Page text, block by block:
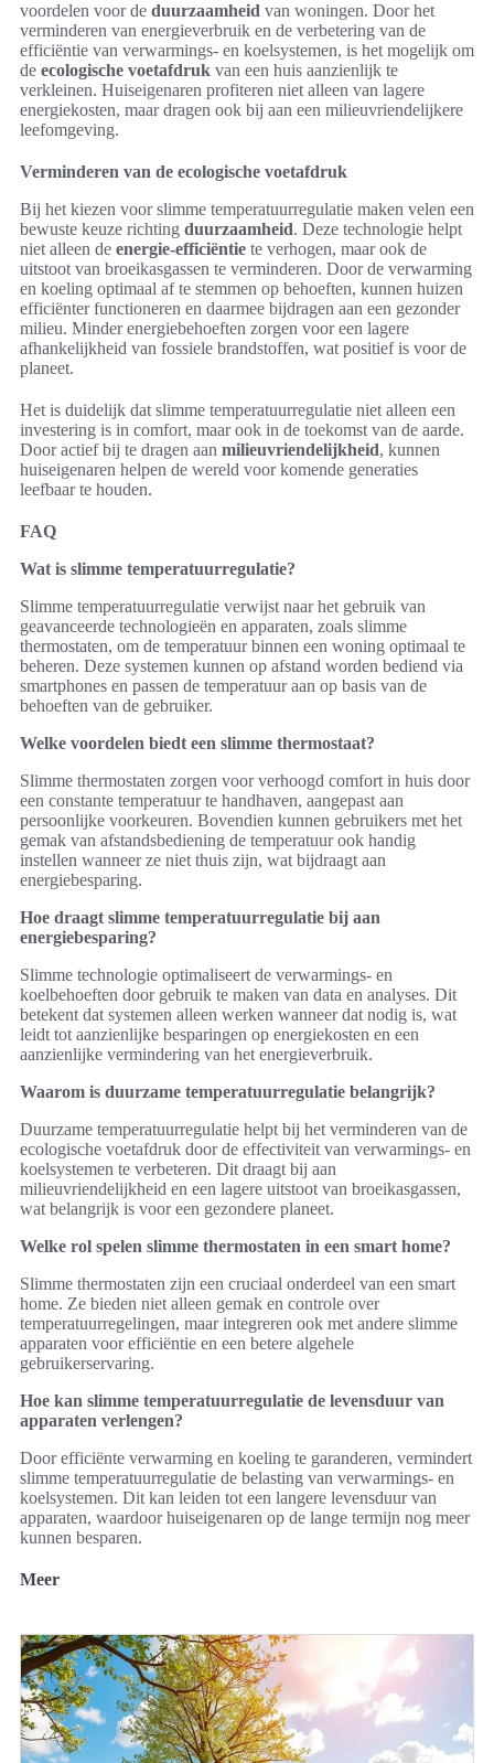
voordelen voor de duurzaamheid van woningen. Door het
verminderen van energieverbruik en de verbetering van de
efficiëntie van verwarmings- en koelsystemen, is het mogelijk om
de ecologische voetafdruk van een huis aanzienlijk te
verkleinen. Huiseigenaren profiteren niet alleen van lagere
energiekosten, maar dragen ook bij aan een milieuvriendelijkere
leefomgeving.
Verminderen van de ecologische voetafdruk
Bij het kiezen voor slimme temperatuurregulatie maken velen een
bewuste keuze richting duurzaamheid. Deze technologie helpt
niet alleen de energie-efficiëntie te verhogen, maar ook de
uitstoot van broeikasgassen te verminderen. Door de verwarming
en koeling optimaal af te stemmen op behoeften, kunnen huizen
efficiënter functioneren en daarmee bijdragen aan een gezonder
milieu. Minder energiebehoeften zorgen voor een lagere
afhankelijkheid van fossiele brandstoffen, wat positief is voor de
planeet.
Het is duidelijk dat slimme temperatuurregulatie niet alleen een
investering is in comfort, maar ook in de toekomst van de aarde.
Door actief bij te dragen aan milieuvriendelijkheid, kunnen
huiseigenaren helpen de wereld voor komende generaties
leefbaar te houden.
FAQ
Wat is slimme temperatuurregulatie?
Slimme temperatuurregulatie verwijst naar het gebruik van
geavanceerde technologieën en apparaten, zoals slimme
thermostaten, om de temperatuur binnen een woning optimaal te
beheren. Deze systemen kunnen op afstand worden bediend via
smartphones en passen de temperatuur aan op basis van de
behoeften van de gebruiker.
Welke voordelen biedt een slimme thermostaat?
Slimme thermostaten zorgen voor verhoogd comfort in huis door
een constante temperatuur te handhaven, aangepast aan
persoonlijke voorkeuren. Bovendien kunnen gebruikers met het
gemak van afstandsbediening de temperatuur ook handig
instellen wanneer ze niet thuis zijn, wat bijdraagt aan
energiebesparing.
Hoe draagt slimme temperatuurregulatie bij aan
energiebesparing?
Slimme technologie optimaliseert de verwarmings- en
koelbehoeften door gebruik te maken van data en analyses. Dit
betekent dat systemen alleen werken wanneer dat nodig is, wat
leidt tot aanzienlijke besparingen op energiekosten en een
aanzienlijke vermindering van het energieverbruik.
Waarom is duurzame temperatuurregulatie belangrijk?
Duurzame temperatuurregulatie helpt bij het verminderen van de
ecologische voetafdruk door de effectiviteit van verwarmings- en
koelsystemen te verbeteren. Dit draagt bij aan
milieuvriendelijkheid en een lagere uitstoot van broeikasgassen,
wat belangrijk is voor een gezondere planeet.
Welke rol spelen slimme thermostaten in een smart home?
Slimme thermostaten zijn een cruciaal onderdeel van een smart
home. Ze bieden niet alleen gemak en controle over
temperatuurregelingen, maar integreren ook met andere slimme
apparaten voor efficiëntie en een betere algehele
gebruikerservaring.
Hoe kan slimme temperatuurregulatie de levensduur van
apparaten verlengen?
Door efficiënte verwarming en koeling te garanderen, vermindert
slimme temperatuurregulatie de belasting van verwarmings- en
koelsystemen. Dit kan leiden tot een langere levensduur van
apparaten, waardoor huiseigenaren op de lange termijn nog meer
kunnen besparen.
Meer